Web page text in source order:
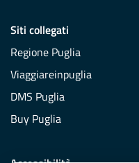
Siti collegati
Regione Puglia
Viaggiareinpuglia
DMS Puglia
Buy Puglia